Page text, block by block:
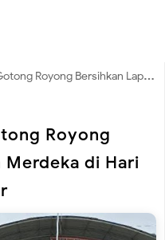
Bersihkan Lapangan Merdeka di Hari Libur
Royong
Merdeka di Hari